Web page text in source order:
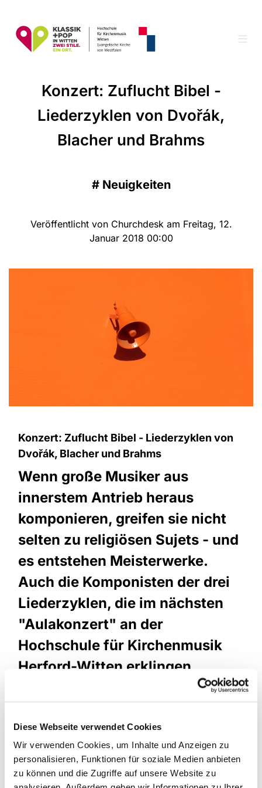
Diese Webseite verwendet Cookies
Wir verwenden Cookies, um Inhalte und Anzeigen zu
personalisieren, Funktionen für soziale Medien anbieten
zu können und die Zugriffe auf unsere Website zu
Konzert: Zuflucht Bibel -
Liederzyklen von Dvořák,
Blacher und Brahms
# Neuigkeiten
Veröffentlicht von Churchdesk am Freitag, 12.
Januar 2018 00:00
Konzert: Zuflucht Bibel - Liederzyklen von
Dvořák, Blacher und Brahms
Wenn große Musiker aus
innerstem Antrieb heraus
komponieren, greifen sie nicht
selten zu religiösen Sujets - und
es entstehen Meisterwerke.
Auch die Komponisten der drei
Liederzyklen, die im nächsten
"Aulakonzert" an der
Hochschule für Kirchenmusik
Herford-Witten erklingen,
den Texten der Bibel.
Antonín Dvořák, der 1894 schon seit zwei Jahren
in New York gestrandet ist, sucht mit seinen